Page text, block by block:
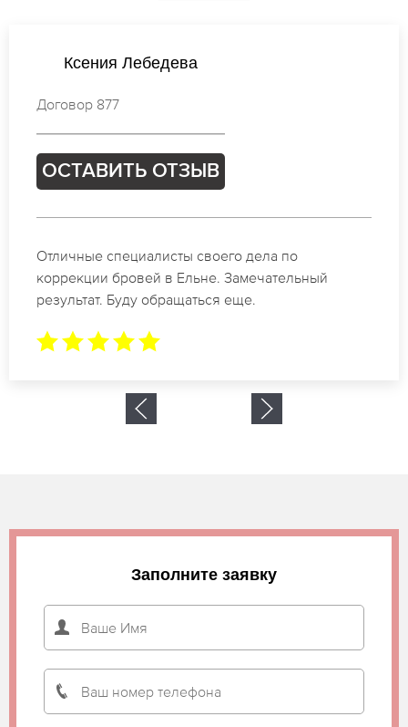
Ксения Лебедева
Договор 877
ОСТАВИТЬ ОТЗЫВ
Отличные специалисты своего дела по
коррекции бровей в Ельне. Замечательный
результат. Буду обращаться еще.
Заполните заявку